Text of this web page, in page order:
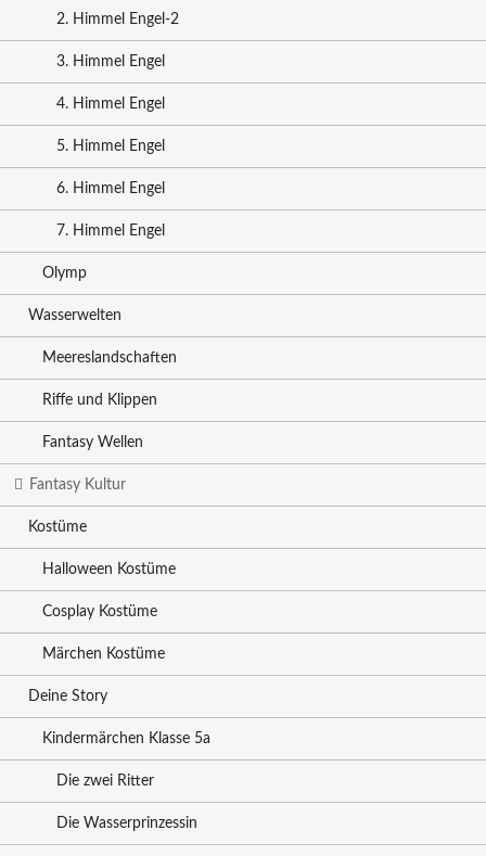
2. Himmel Engel-2
3. Himmel Engel
4. Himmel Engel
5. Himmel Engel
6. Himmel Engel
7. Himmel Engel
Olymp
Wasserwelten
Meereslandschaften
Riffe und Klippen
Fantasy Wellen
Fantasy Kultur
Kostüme
Halloween Kostüme
Cosplay Kostüme
Märchen Kostüme
Deine Story
Kindermärchen Klasse 5a
Die zwei Ritter
Die Wasserprinzessin